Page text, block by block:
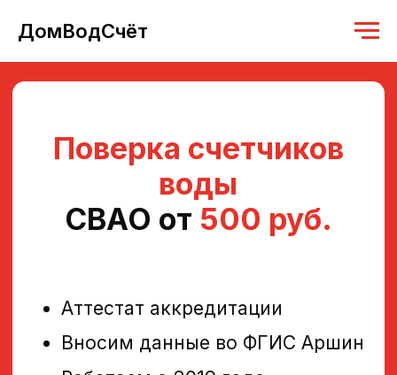
ДомВодСчёт
CВАО от500 руб.
Аттестат аккредитации